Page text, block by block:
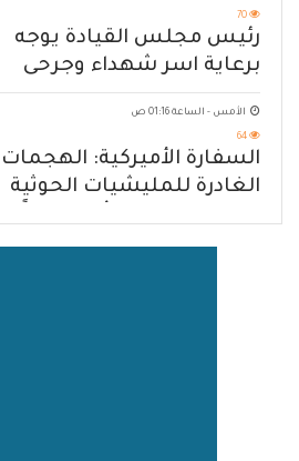
70
رئيس مجلس القيادة يوجه
برعاية اسر شهداء وجرحى
الهجوم الإرهابي الحوثي والرد
الحازم على مصدر التهديد
الأمس - الساعة 01:16 ص
64
السفارة الأميركية: الهجمات
الغادرة للمليشيات الحوثية
بحق الشعب اليمني